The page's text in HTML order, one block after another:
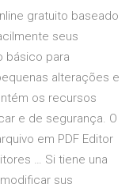
gratuito baseado
seus
básico para
alterações e
os recursos
e de segurança. O
em PDF Editor
… Si tiene una
sus